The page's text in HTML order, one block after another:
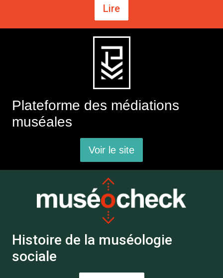
Lire
Plateforme des médiations
muséales
Voir le site
Histoire de la muséologie
sociale